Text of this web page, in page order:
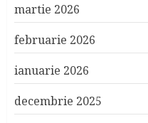
martie 2026
februarie 2026
ianuarie 2026
decembrie 2025